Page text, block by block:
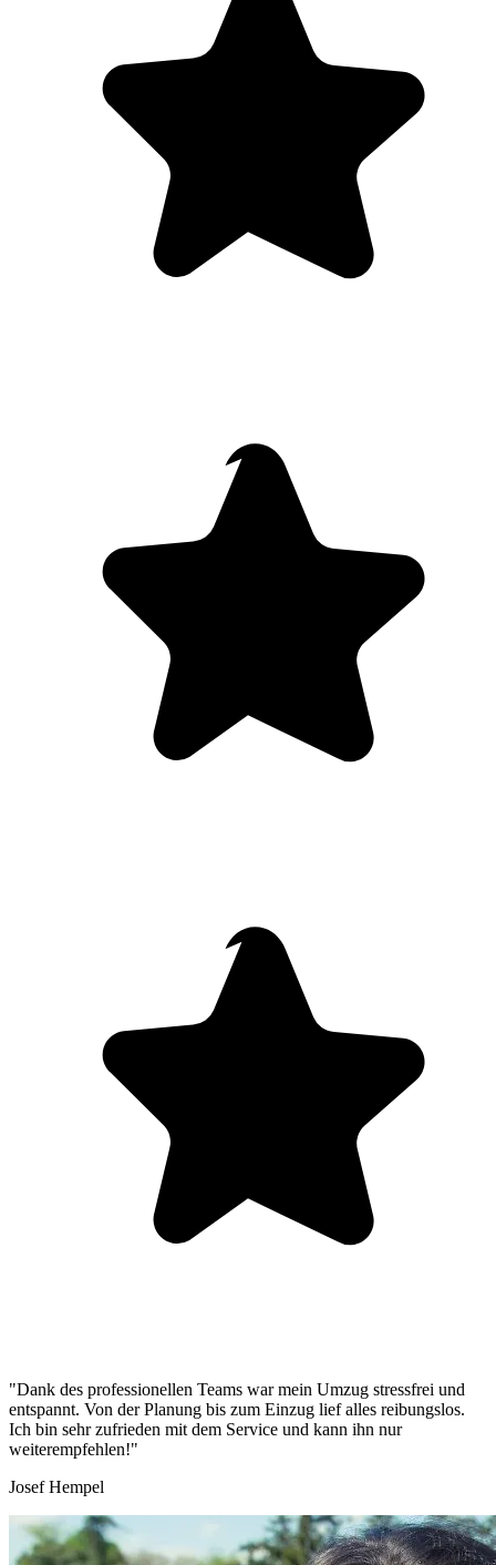
"Dank des professionellen Teams war mein Umzug stressfrei und
entspannt. Von der Planung bis zum Einzug lief alles reibungslos.
Ich bin sehr zufrieden mit dem Service und kann ihn nur
weiterempfehlen!"
Josef Hempel